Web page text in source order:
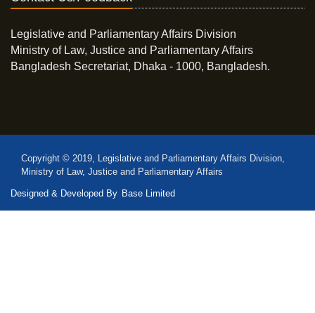
Legislative and Parliamentary Affairs Division
Ministry of Law, Justice and Parliamentary Affairs
Bangladesh Secretariat, Dhaka - 1000, Bangladesh.
Copyright © 2019, Legislative and Parliamentary Affairs Division,
Ministry of Law, Justice and Parliamentary Affairs
Designed & Developed By Base Limited